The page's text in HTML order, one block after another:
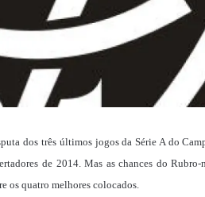
dos três últimos jogos da Série A do
de 2014. Mas as chances do Rubro-
os quatro melhores colocados.